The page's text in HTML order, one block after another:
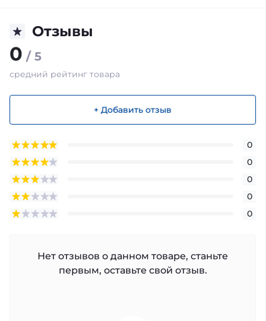
Отзывы
0 / 5
средний рейтинг товара
+ Добавить отзыв
0
0
0
0
0
Нет отзывов о данном товаре, станьте
первым, оставьте свой отзыв.